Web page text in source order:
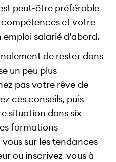
peut-être préférable
et votre
salarié d’abord.
de rester dans
un peu plus
pas votre rêve de
ces conseils, puis
situation dans six
formations
sur les tendances
ou inscrivez-vous à